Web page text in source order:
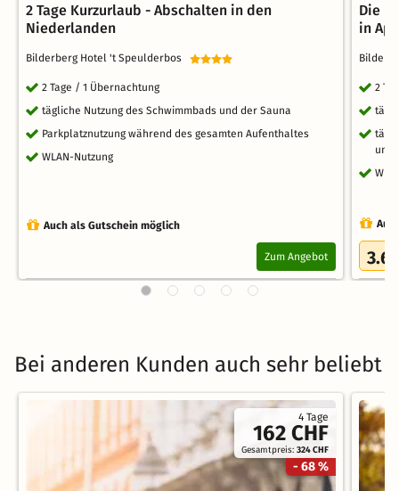
2 Tage Kurzurlaub - Abschalten in den
Niederlanden
Bilderberg Hotel 't Speulderbos
2 Tage / 1 Übernachtung
tägliche Nutzung des Schwimmbads und der Sauna
Parkplatznutzung während des gesamten Aufenthaltes
WLAN-Nutzung
Auch als Gutschein möglich
Zum Angebot
Die
in
2
und
3.6
Bei anderen Kunden auch sehr beliebt
4 Tage
162 CHF
Gesamtpreis:324 CHF
- 68 %